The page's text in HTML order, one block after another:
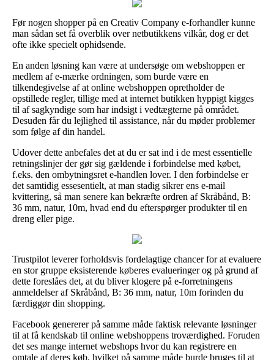
Før nogen shopper på en Creativ Company e-forhandler kunne
man sådan set få overblik over netbutikkens vilkår, dog er det
ofte ikke specielt ophidsende.
En anden løsning kan være at undersøge om webshoppen er
medlem af e-mærke ordningen, som burde være en
tilkendegivelse af at online webshoppen opretholder de
opstillede regler, tillige med at internet butikken hyppigt kigges
til af sagkyndige som har indsigt i vedtægterne på området.
Desuden får du lejlighed til assistance, når du møder problemer
som følge af din handel.
Udover dette anbefales det at du er sat ind i de mest essentielle
retningslinjer der gør sig gældende i forbindelse med købet,
f.eks. den ombytningsret e-handlen lover. I den forbindelse er
det samtidig essesentielt, at man stadig sikrer ens e-mail
kvittering, så man senere kan bekræfte ordren af Skråbånd, B:
36 mm, natur, 10m, hvad end du efterspørger produkter til en
dreng eller pige.
Trustpilot leverer forholdsvis fordelagtige chancer for at evaluere
en stor gruppe eksisterende køberes evalueringer og på grund af
dette foreslåes det, at du bliver klogere på e-forretningens
anmeldelser af Skråbånd, B: 36 mm, natur, 10m forinden du
færdiggør din shopping.
Facebook genererer på samme måde faktisk relevante løsninger
til at få kendskab til online webshoppens troværdighed. Foruden
det ses mange internet webshops hvor du kan registrere en
omtale af deres køb, hvilket på samme måde burde bruges til at